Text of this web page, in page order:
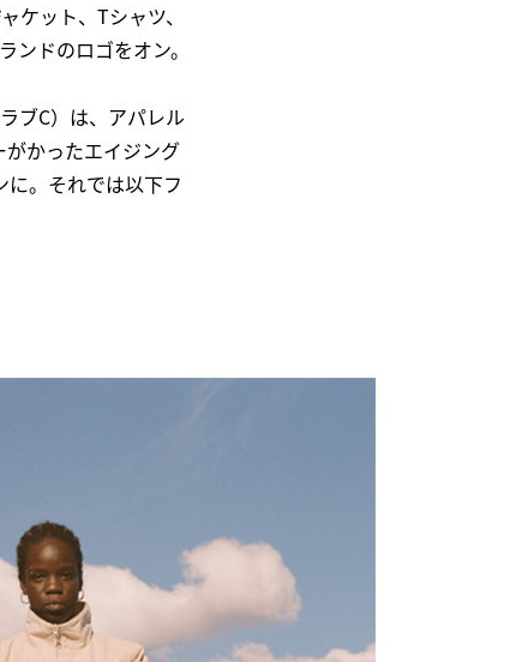
ケット、Tシャツ、
ドのロゴをオン。
ブC）は、アパレル
かったエイジング
。それでは以下フ